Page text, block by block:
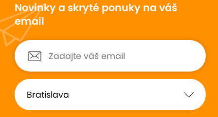
Novinky a skryté ponuky na váš
email